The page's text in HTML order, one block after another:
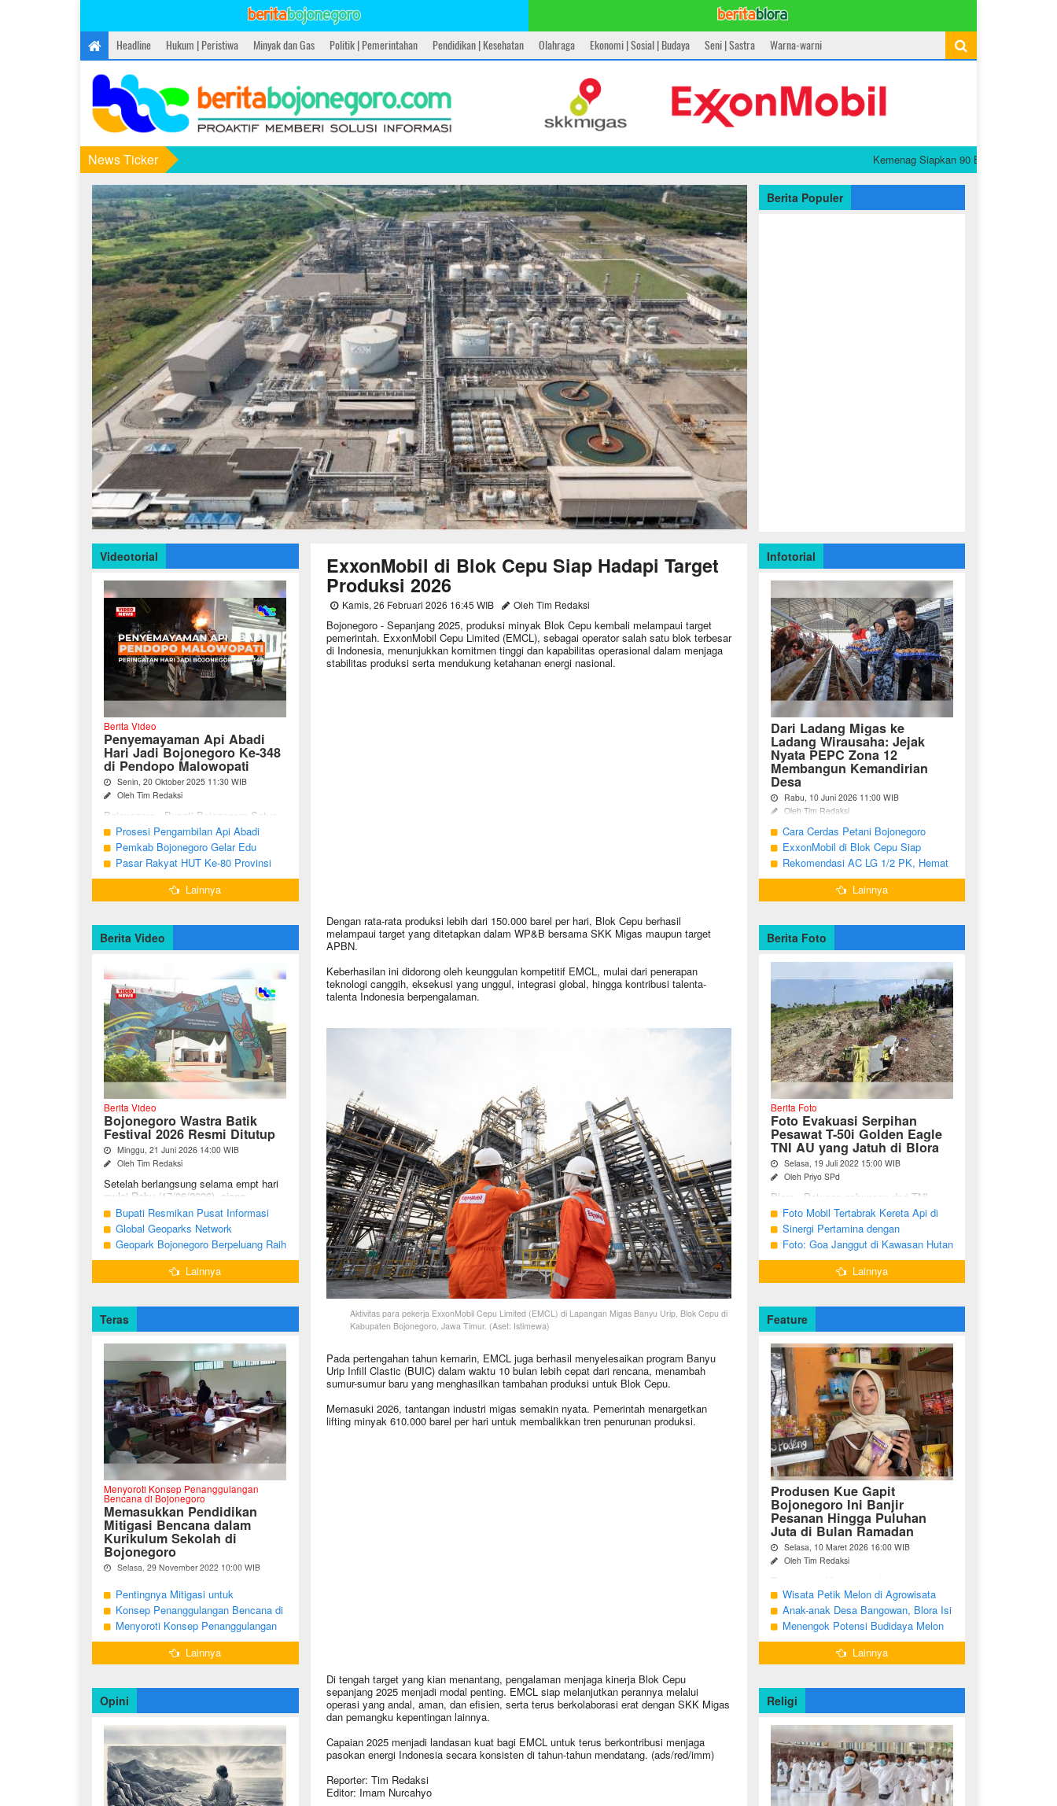
Headline Hukum | Peristiwa Minyak dan Gas Politik | Pemerintahan Pendidikan | Kesehatan Olahraga Ekonomi | Sosial | Budaya Seni | Sastra Warna-warni
News Ticker Kemenag Siapkan 90 Buku PAI dan Bahasa
Berita Populer
ExxonMobil di Blok Cepu Siap Hadapi Target
Produksi 2026
Kamis, 26 Februari 2026 16:45 WIB Oleh Tim Redaksi
Bojonegoro - Sepanjang 2025, produksi minyak Blok Cepu kembali melampaui target
pemerintah. ExxonMobil Cepu Limited (EMCL), sebagai operator salah satu blok terbesar
di Indonesia, menunjukkan komitmen tinggi dan kapabilitas operasional dalam menjaga
stabilitas produksi serta mendukung ketahanan energi nasional.
Dengan rata-rata produksi lebih dari 150.000 barel per hari, Blok Cepu berhasil
melampaui target yang ditetapkan dalam WP&B bersama SKK Migas maupun target
APBN.
Keberhasilan ini didorong oleh keunggulan kompetitif EMCL, mulai dari penerapan
teknologi canggih, eksekusi yang unggul, integrasi global, hingga kontribusi talenta-
talenta Indonesia berpengalaman.
Aktivitas para pekerja ExxonMobil Cepu Limited (EMCL) di Lapangan Migas Banyu Urip, Blok Cepu di
Kabupaten Bojonegoro, Jawa Timur. (Aset: Istimewa)
Pada pertengahan tahun kemarin, EMCL juga berhasil menyelesaikan program Banyu
Urip Infill Clastic (BUIC) dalam waktu 10 bulan lebih cepat dari rencana, menambah
sumur-sumur baru yang menghasilkan tambahan produksi untuk Blok Cepu.
Memasuki 2026, tantangan industri migas semakin nyata. Pemerintah menargetkan
lifting minyak 610.000 barel per hari untuk membalikkan tren penurunan produksi.
Di tengah target yang kian menantang, pengalaman menjaga kinerja Blok Cepu
sepanjang 2025 menjadi modal penting. EMCL siap melanjutkan perannya melalui
operasi yang andal, aman, dan efisien, serta terus berkolaborasi erat dengan SKK Migas
dan pemangku kepentingan lainnya.
Capaian 2025 menjadi landasan kuat bagi EMCL untuk terus berkontribusi menjaga
pasokan energi Indonesia secara konsisten di tahun-tahun mendatang. (ads/red/imm)
Reporter: Tim Redaksi
Editor: Imam Nurcahyo
Videotorial
Berita Video
Penyemayaman Api Abadi
Hari Jadi Bojonegoro Ke-348
di Pendopo Malowopati
Senin, 20 Oktober 2025 11:30 WIB
Oleh Tim Redaksi
Bojonegoro - Bupati Bojonegoro Setyo
Wahono, didampingi Wakil Bupati Nurul
Azizah dan Ketua DPRD Abdulloh
Umar, bersama jajaran Forkopimda
Bojonegoro ...
Prosesi Pengambilan Api Abadi
Peringatan Hari Jadi Bojonegoro Ke-
348
Pemkab Bojonegoro Gelar Edu
Champ dan Coaching Clinic Seni
Reog dan Jaranan
Pasar Rakyat HUT Ke-80 Provinsi
Jawa Timur di Bojonegoro
Lainnya
Berita Video
Berita Video
Bojonegoro Wastra Batik
Festival 2026 Resmi Ditutup
Minggu, 21 Juni 2026 14:00 WIB
Oleh Tim Redaksi
Setelah berlangsung selama empt hari
mulai Rabu (17/06/2026), ajang
Bojonegoro Wastra Batik Festival
(BWBF) 2026 resmi ditutup oleh Ketua
Dekranasda ...
Bupati Resmikan Pusat Informasi
Geologi Geopark Bojonegoro
Global Geoparks Network
Association Kunjungi Sejumlah
Geosite di Bojonegoro
Geopark Bojonegoro Berpeluang Raih
UNESCO Global Geopark
Lainnya
Teras
Menyoroti Konsep Penanggulangan
Bencana di Bojonegoro
Memasukkan Pendidikan
Mitigasi Bencana dalam
Kurikulum Sekolah di
Bojonegoro
Selasa, 29 November 2022 10:00 WIB
"Berdasarkan Undang-undang Nomor 24
Tahun 2007, tentang Penanggulangan
Bencana, Pemerintah dan Pemerintah
Daerah menjadi penanggung jawab
dalam penyelenggaraan
penanggulangan bencana. ...
Pentingnya Mitigasi untuk
Mengurangi Risiko Bencana di
Bojonegoro
Konsep Penanggulangan Bencana di
Bojonegoro Masih Mengutamakan
Tanggap Darurat
Menyoroti Konsep Penanggulangan
Bencana di Kabupaten Bojonegoro
Lainnya
Opini
Infotorial
Dari Ladang Migas ke
Ladang Wirausaha: Jejak
Nyata PEPC Zona 12
Membangun Kemandirian
Desa
Rabu, 10 Juni 2026 11:00 WIB
Oleh Tim Redaksi
Bojonegoro - Berakhirnya fase
pengembangan Proyek Gas Jambaran-
Tiung Biru (JTB) pada 2021 menjadi
titik balik bagi ratusan pemuda Desa
Bandungrejo, ...
Cara Cerdas Petani Bojonegoro
Menguatkan Ekonomi Keluarga
ExxonMobil di Blok Cepu Siap
Hadapi Target Produksi 2026
Rekomendasi AC LG 1/2 PK, Hemat
Listrik dan Pendinginan Maksimal
Lainnya
Berita Foto
Berita Foto
Foto Evakuasi Serpihan
Pesawat T-50i Golden Eagle
TNI AU yang Jatuh di Blora
Selasa, 19 Juli 2022 15:00 WIB
Oleh Priyo SPd
Blora - Petugas gabungan dari TNI,
Polri, BPBD dan warga sekitar terus
melakukan pencarian terhadap serpihan
pesawat tempur T-50i Golden ...
Foto Mobil Tertabrak Kereta Api di
Kalitidu, Bojonegoro
Sinergi Pertamina dengan
Masyarakat Desa
Foto: Goa Janggut di Kawasan Hutan
Ngorogunung, Bubulan, Bojonegoro
Lainnya
Feature
Produsen Kue Gapit
Bojonegoro Ini Banjir
Pesanan Hingga Puluhan
Juta di Bulan Ramadan
Selasa, 10 Maret 2026 16:00 WIB
Oleh Tim Redaksi
Ramadan membawa keberkahan
tersendiri bagi para pelaku Usaha Mikro
Kecil dan Menengah (UMKM) di
Kabupaten Bojonegoro. ...
Wisata Petik Melon di Agrowisata
Girli Farm Blora, Tak Sampai 5 Hari
Sudah Ludes Terjual
Anak-anak Desa Bangowan, Blora Isi
Waktu Jelang Buka Puasa dengan
Latihan Gamelan
Menengok Potensi Budidaya Melon
Menggunakan Greenhouse di
Lainnya
Religi